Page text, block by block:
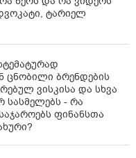
ტარიელ
ცნობილი ბრენდების
ვისკისა და სხვა
- რა
ფინანსთა